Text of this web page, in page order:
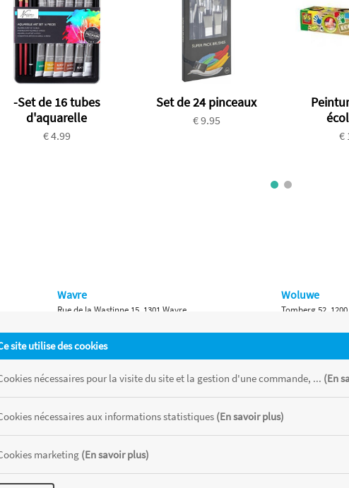
-Set de 16 tubes
d'aquarelle
€ 4.99
Set de 24 pinceaux
€ 9.95
€
site utilise des cookies
nécessaires pour la visite du site et la gestion d'une commande, ... (En
nécessaires aux informations statistiques (En savoir plus)
marketing (En savoir plus)
Wavre
Rue de la Wastinne 15, 1301 Wavre
Waterloo
Chaussée de Bruxelles 315, 1410 Waterloo
Woluwe
Tomberg 52,
Namur
stocks disponibles de chaque magasin, toutes taxes comprises.